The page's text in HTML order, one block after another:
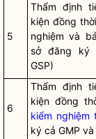
5
Thẩm định
kiện đồng
nghiệm và
sở đăng ký
GSP)
6
Thẩm định
kiện đồng
kiểm nghiệm
ký cả GMP và